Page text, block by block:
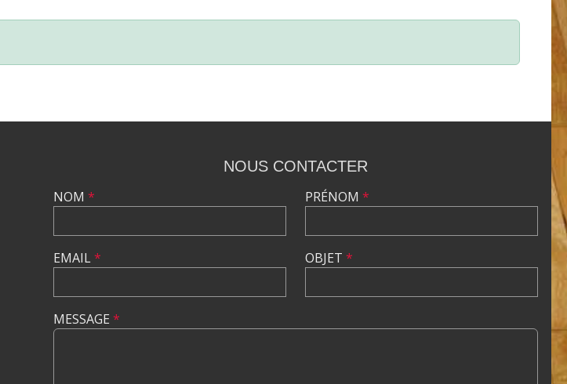
NOUS CONTACTER
NOM *
EMAIL*
PRÉNOM *
OBJET *
MESSAGE *